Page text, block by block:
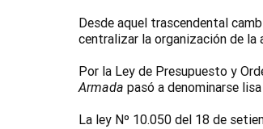
Desde aquel trascendental
centralizar la organización de la
Por la Ley de Presupuesto y
Armada pasó a denominarse
La ley Nº 10.050 del 18 de